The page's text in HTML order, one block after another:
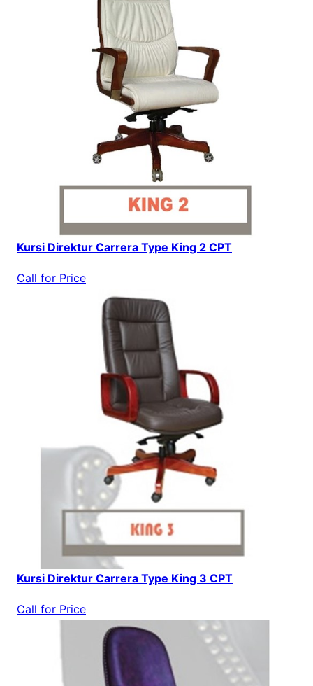
Kursi Direktur Carrera Type King 2 CPT
Call for Price
Kursi Direktur Carrera Type King 3 CPT
Call for Price